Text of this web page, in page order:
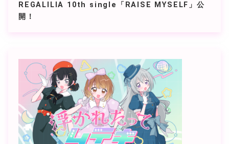
REGALILIA 10th single「RAISE MYSELF」公
開！